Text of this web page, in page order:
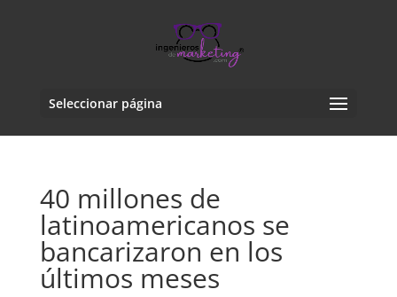
Seleccionar página
40 millones de
latinoamericanos se
bancarizaron en los
últimos meses